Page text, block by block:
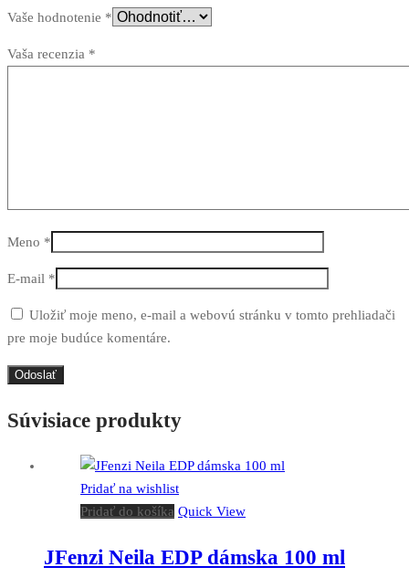
Vaše hodnotenie *
Vaša recenzia *
Meno *
E-mail *
Uložiť moje meno, e-mail a webovú stránku v tomto prehliadači
pre moje budúce komentáre.
Súvisiace produkty
Pridať na wishlist
Pridať do košíka Quick View
JFenzi Neila EDP dámska 100 ml